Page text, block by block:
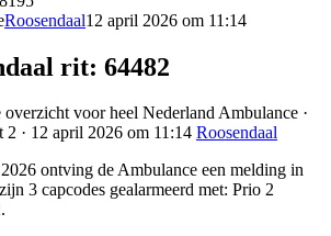
Roosendaal12 april 2026 om 11:14
rit: 64482
voor heel Nederland Ambulance ·
2 · 12 april 2026 om 11:14 Roosendaal
ontving de Ambulance een melding in
3 capcodes gealarmeerd met: Prio 2